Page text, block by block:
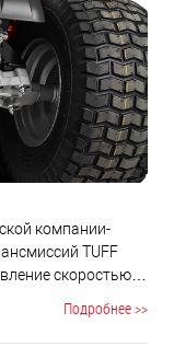
компании-
TUFF
скоростью
расширенный
ногой
Подробнее >>